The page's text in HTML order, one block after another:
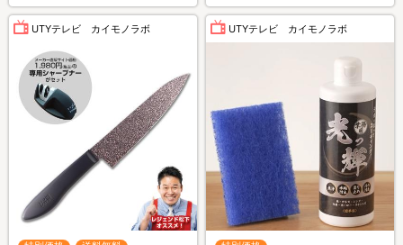
UTYテレビ カイモノラボ UTYテレビ カイモノラボ